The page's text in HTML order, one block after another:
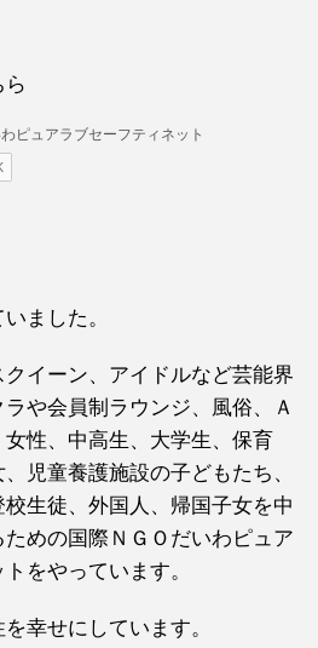
ら
ました。
イーン、アイドルなど芸能界
や会員制ラウンジ、風俗、Ａ
女性、中高生、大学生、保育
児童養護施設の子どもたち、
生徒、外国人、帰国子女を中
めの国際ＮＧＯだいわピュア
をやっています。
幸せにしています。